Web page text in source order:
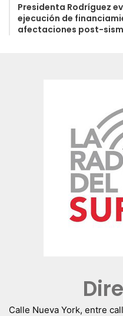
Presidenta Rodríguez
ejecución de
afectaciones post-
Calle Nueva York, entre